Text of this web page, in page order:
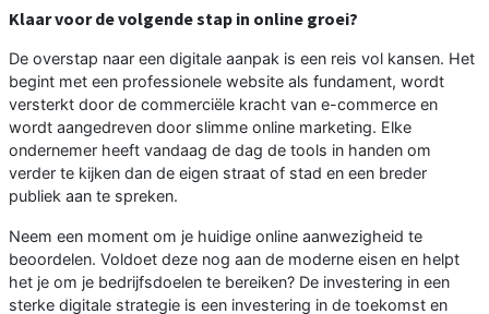
Klaar voor de volgende stap in online groei?
De overstap naar een digitale aanpak is een reis vol kansen. Het
begint met een professionele website als fundament, wordt
versterkt door de commerciële kracht van e-commerce en
wordt aangedreven door slimme online marketing. Elke
ondernemer heeft vandaag de dag de tools in handen om
verder te kijken dan de eigen straat of stad en een breder
publiek aan te spreken.
Neem een moment om je huidige online aanwezigheid te
beoordelen. Voldoet deze nog aan de moderne eisen en helpt
het je om je bedrijfsdoelen te bereiken? De investering in een
sterke digitale strategie is een investering in de toekomst en